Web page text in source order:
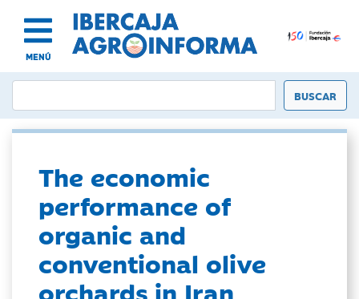
MENÚ
The economic
performance of
organic and
conventional olive
orchards in Iran